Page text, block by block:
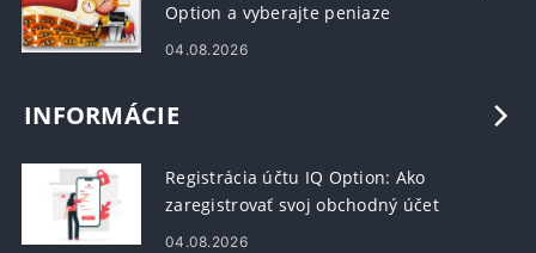
Option a vyberajte peniaze
04.08.2026
INFORMÁCIE
Registrácia účtu IQ Option: Ako
zaregistrovať svoj obchodný účet
04.08.2026